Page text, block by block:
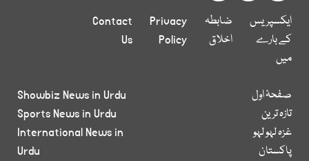
ایکسپریس
کے بارے
میں
ضابطہ
اخلاق
Privacy
Policy
Contact
Us
صفحۂ اول
تازہ ترین
غزہ لہو لہو
پاکستان
Showbiz News in Urdu
Sports News in Urdu
International News in
Urdu